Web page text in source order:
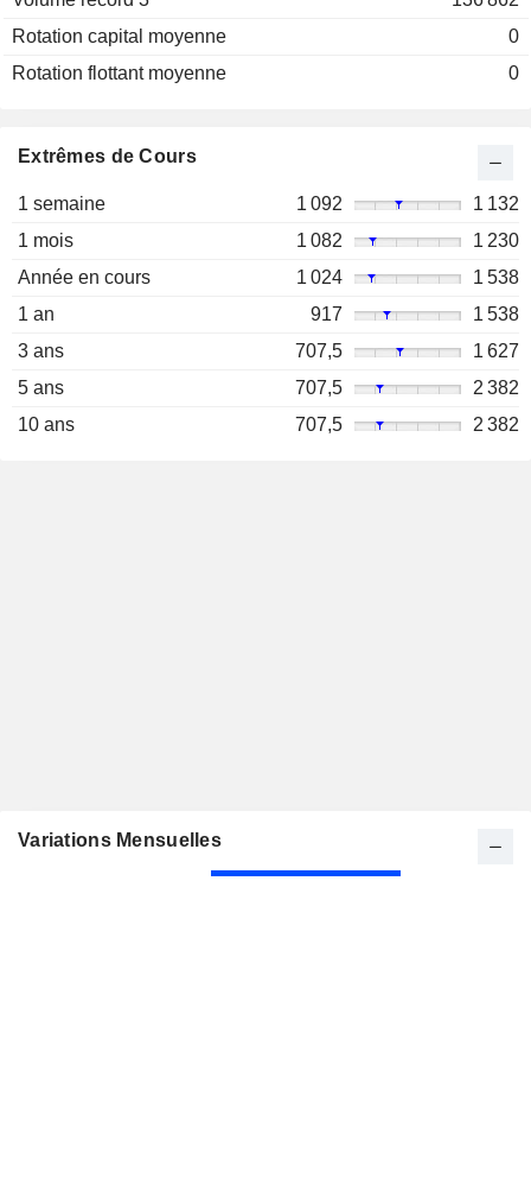
Rotation capital moyenne
0
Rotation flottant moyenne
0
Extrêmes de Cours
1 semaine 1 092
1 132
1 mois
1 082
1 230
Année en cours
1 024
1 538
1 an
917
1 538
3 ans
707,5
1 627
5 ans
707,5
2 382
10 ans
707,5 2 382
Variations Mensuelles